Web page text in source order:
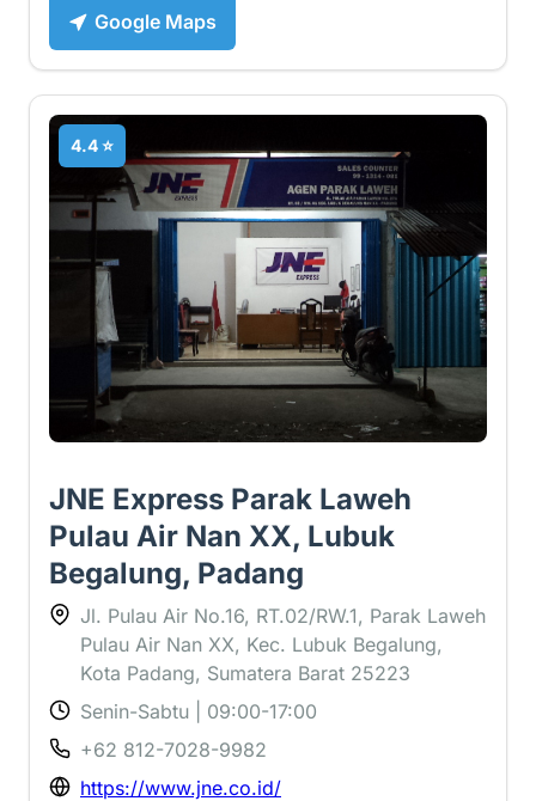
Google Maps
4.4 ⭐
JNE Express Parak Laweh
Pulau Air Nan XX, Lubuk
Begalung, Padang
Jl. Pulau Air No.16, RT.02/RW.1, Parak Laweh
Pulau Air Nan XX, Kec. Lubuk Begalung,
Kota Padang, Sumatera Barat 25223
Senin-Sabtu | 09:00-17:00
+62 812-7028-9982
https://www.jne.co.id/